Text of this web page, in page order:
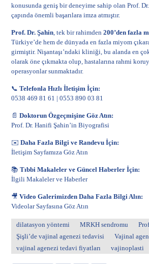
konusunda geniş bir deneyime sahip olan Prof.
çapında önemli başarılara imza atmıştır.
Prof. Dr. Şahin, tek bir rahimden200’den fazla
Türkiye’de hem de dünyada en fazla miyom
girmiştir. Nişantaşı’ndaki kliniği, bu alanda en
olarak öne çıkmakta olup, hastalarına rahmi
operasyonlar sunmaktadır.
📞Telefonla Hızlı İletişim İçin:
0538 469 81 61 |0553 890 03 81
📄Doktorun Özgeçmişine Göz Atın:
Prof. Dr. Hanifi Şahin’in Biyografisi
✉️Daha Fazla Bilgi ve Randevu İçin:
İletişim Sayfamıza Göz Atın
📚Tıbbi Makaleler ve Güncel Haberler İçin:
İlgili Makaleler ve Haberler
🎥Video Galerimizden Daha Fazla Bilgi Alın:
Videolar Sayfasına Göz Atın
dilatasyon yöntemi MRKH sendromu
Şişli’de vajinal agenezi tedavisi
Vajinal
vajinal agenezi tedavi fiyatları
vajinoplasti